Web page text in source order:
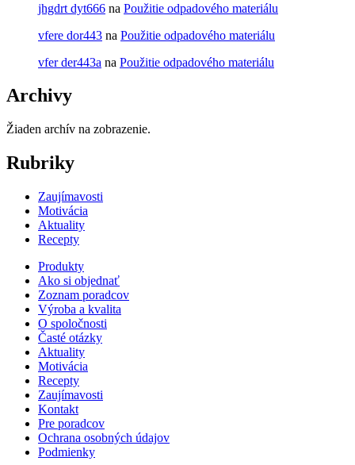
jhgdrt dyt666 na Použitie odpadového materiálu
vfere dor443 na Použitie odpadového materiálu
vfer der443a na Použitie odpadového materiálu
Archivy
Žiaden archív na zobrazenie.
Rubriky
Zaujímavosti
Motivácia
Aktuality
Recepty
Produkty
Ako si objednať
Zoznam poradcov
Výroba a kvalita
O spoločnosti
Časté otázky
Aktuality
Motivácia
Recepty
Zaujímavosti
Kontakt
Pre poradcov
Ochrana osobných údajov
Podmienky